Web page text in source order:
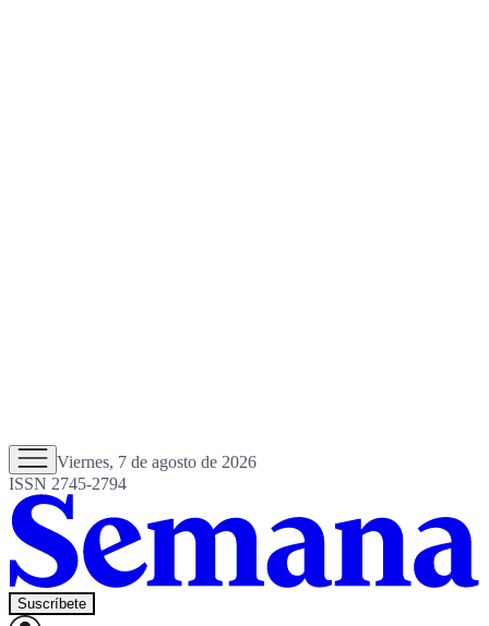
Viernes, 7 de agosto de 2026
ISSN 2745-2794
Suscríbete